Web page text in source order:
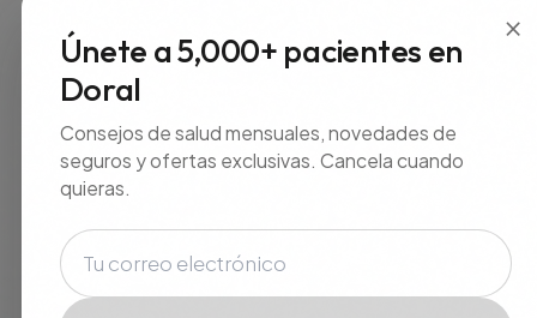
×
Únete a 5,000+ pacientes en
Doral
Consejos de salud mensuales, novedades de
seguros y ofertas exclusivas. Cancela cuando
quieras.
Correo electrónico